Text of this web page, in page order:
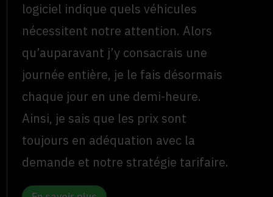
logiciel indique quels véhicules
nécessitent notre attention. Alors
qu’auparavant j’y consacrais une
journée entière, je le fais désormais
chaque jour en une demi-heure.
Ainsi, je sais que les prix sont
toujours en adéquation avec la
demande et notre stratégie tarifaire.